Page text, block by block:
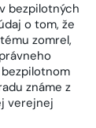
bezpilotných
o tom, že
zomrel,
známe z
verejnej